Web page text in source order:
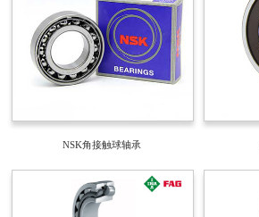
NSK角接触球轴承